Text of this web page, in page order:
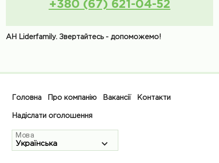
+380 (67) 621-04-52
АН Liderfamily. Звертайтесь - допоможемо!
Головна Про компанію Вакансії Контакти
Надіслати оголошення
Мова